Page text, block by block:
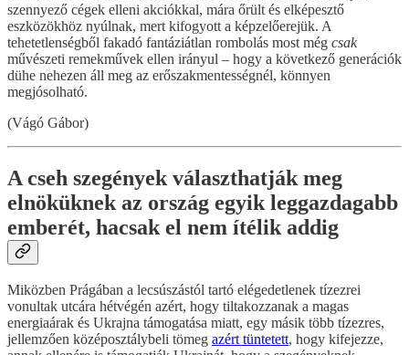
szennyező cégek elleni akciókkal, mára őrült és elképesztő
eszközökhöz nyúlnak, mert kifogyott a képzelőerejük. A
tehetetlenségből fakadó fantáziátlan rombolás most még csak
művészeti remekművek ellen irányul – hogy a következő generációk
dühe nehezen áll meg az erőszakmentességnél, könnyen
megjósolható.
(Vágó Gábor)
A cseh szegények választhatják meg
elnöküknek az ország egyik leggazdagabb
emberét, hacsak el nem ítélik addig
Miközben Prágában a lecsúszástól tartó elégedetlenek tízezrei
vonultak utcára hétvégén azért, hogy tiltakozzanak a magas
energiaárak és Ukrajna támogatása miatt, egy másik több tízezres,
jellemzően középosztálybeli tömeg azért tüntetett, hogy kifejezze,